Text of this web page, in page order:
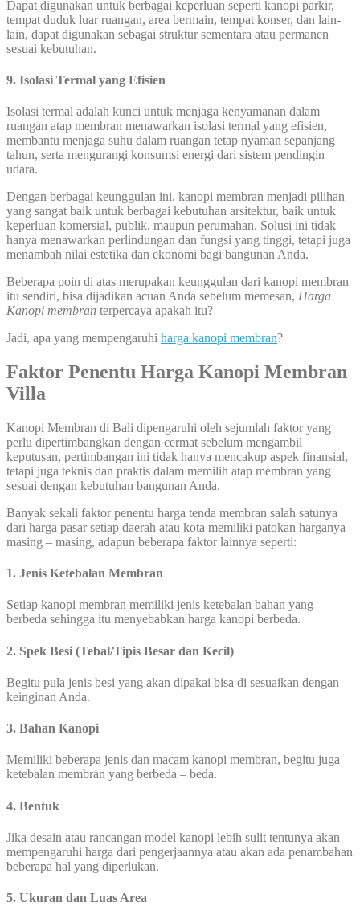
Dapat digunakan untuk berbagai keperluan seperti kanopi parkir,
tempat duduk luar ruangan, area bermain, tempat konser, dan lain-
lain, dapat digunakan sebagai struktur sementara atau permanen
sesuai kebutuhan.
9. Isolasi Termal yang Efisien
Isolasi termal adalah kunci untuk menjaga kenyamanan dalam
ruangan atap membran menawarkan isolasi termal yang efisien,
membantu menjaga suhu dalam ruangan tetap nyaman sepanjang
tahun, serta mengurangi konsumsi energi dari sistem pendingin
udara.
Dengan berbagai keunggulan ini, kanopi membran menjadi pilihan
yang sangat baik untuk berbagai kebutuhan arsitektur, baik untuk
keperluan komersial, publik, maupun perumahan. Solusi ini tidak
hanya menawarkan perlindungan dan fungsi yang tinggi, tetapi juga
menambah nilai estetika dan ekonomi bagi bangunan Anda.
Beberapa poin di atas merupakan keunggulan dari kanopi membran
itu sendiri, bisa dijadikan acuan Anda sebelum memesan, Harga
Kanopi membran terpercaya apakah itu?
Jadi, apa yang mempengaruhi harga kanopi membran?
Faktor Penentu Harga Kanopi Membran
Villa
Kanopi Membran di Bali dipengaruhi oleh sejumlah faktor yang
perlu dipertimbangkan dengan cermat sebelum mengambil
keputusan, pertimbangan ini tidak hanya mencakup aspek finansial,
tetapi juga teknis dan praktis dalam memilih atap membran yang
sesuai dengan kebutuhan bangunan Anda.
Banyak sekali faktor penentu harga tenda membran salah satunya
dari harga pasar setiap daerah atau kota memiliki patokan harganya
masing – masing, adapun beberapa faktor lainnya seperti:
1. Jenis Ketebalan Membran
Setiap kanopi membran memiliki jenis ketebalan bahan yang
berbeda sehingga itu menyebabkan harga kanopi berbeda.
2. Spek Besi (Tebal/Tipis Besar dan Kecil)
Begitu pula jenis besi yang akan dipakai bisa di sesuaikan dengan
keinginan Anda.
3. Bahan Kanopi
Memiliki beberapa jenis dan macam kanopi membran, begitu juga
ketebalan membran yang berbeda – beda.
4. Bentuk
Jika desain atau rancangan model kanopi lebih sulit tentunya akan
mempengaruhi harga dari pengerjaannya atau akan ada penambahan
beberapa hal yang diperlukan.
5. Ukuran dan Luas Area